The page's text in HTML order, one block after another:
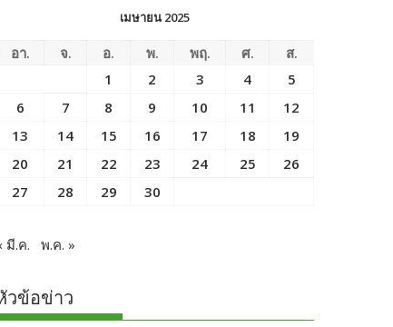
เมษายน 2025
อา. จ. อ. พ. พฤ. ศ.
ส.
1
2 3 4
5
6
7 8 9 10 11
12
13
14 15 16 17 18
19
20
21 22 23 24 25
26
27
28 29 30
มี.ค. พ.ค. »
วข้อข่าว